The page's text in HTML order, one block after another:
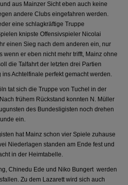
aus Mainzer Sicht eben auch keine
andere Clubs eingefahren werden.
eine schlagkräftige Truppe
knipste Offensivspieler Nicolai
einen Sieg nach dem anderen ein, nur
wenn er eben nicht mehr trifft, Mainz ohne
die Talfahrt der letzten drei Partien
Achtelfinale perfekt gemacht werden.
tat sich die Truppe von Tuchel in der
frühem Rückstand konnten N. Müller
des Bundesligisten noch drehen
ein.
hat Mainz schon vier Spiele zuhause
Niederlagen standen am Ende fest und
in der Heimtabelle.
Chinedu Ede und Niko Bungert werden
Zu dem Lazarett wird sich auch